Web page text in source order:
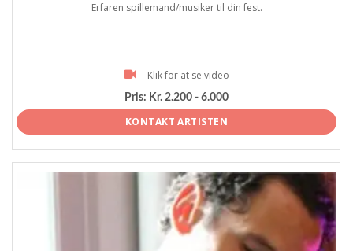
Erfaren spillemand/musiker til din fest.
Klik for at se video
Pris: Kr. 2.200 - 6.000
KONTAKT ARTISTEN